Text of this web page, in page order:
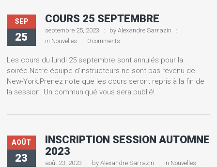
SEP
25
COURS 25 SEPTEMBRE
septembre 25, 2023 by Alexandre Sarrazin
in Nouvelles 0 comments
Les cours du lundi 25 septembre sont annulés pour la
soirée.Notre équipe d’instructeurs ne sont pas revenu de
New-York.Prenez note que les cours seront repris à la fin de
la session. Un communiqué vous sera publié!
AOÛT
23
INSCRIPTION SESSION AUTOMNE
2023
août 23, 2023 by Alexandre Sarrazin in Nouvelles